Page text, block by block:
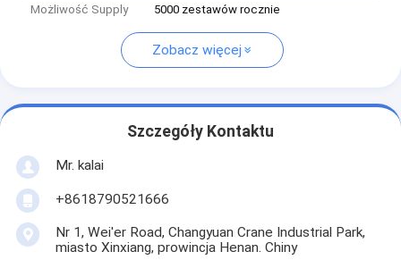
Możliwość Supply 5000 zestawów rocznie
Zobacz więcej
Szczegóły Kontaktu
Mr. kalai
+8618790521666
Nr 1, Wei'er Road, Changyuan Crane Industrial Park,
miasto Xinxiang, prowincja Henan. Chiny